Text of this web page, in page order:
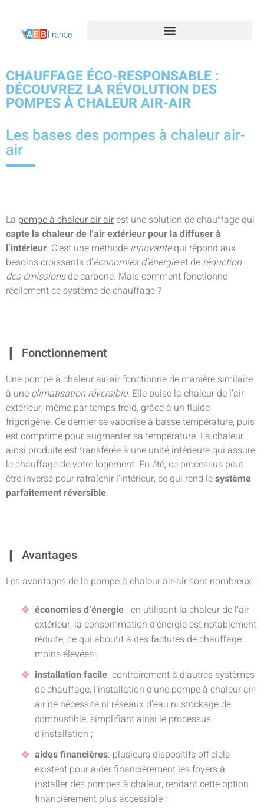
CHAUFFAGE ÉCO-RESPONSABLE :
DÉCOUVREZ LA RÉVOLUTION DES
POMPES À CHALEUR AIR-AIR
Les bases des pompes à chaleur air-
air
La pompe à chaleur air airest une solution de chauffage qui
capte la chaleur de l’air extérieur pour la diffuser à
l’intérieur. C’est une méthode innovantequi répond aux
besoins croissants d’économies d’énergieet de réduction
des émissionsde carbone. Mais comment fonctionne
réellement ce système de chauffage ?
Fonctionnement
Une pompe à chaleur air-air fonctionne de manière similaire
à une climatisation réversible. Elle puise la chaleur de l’air
extérieur, même par temps froid, grâce à un fluide
frigorigène. Ce dernier se vaporise à basse température, puis
est comprimé pour augmenter sa température. La chaleur
ainsi produite est transférée à une unité intérieure qui assure
le chauffage de votre logement. En été, ce processus peut
être inversé pour rafraîchir l’intérieur, ce qui rend lesystème
parfaitement réversible.
Avantages
Les avantages de la pompe à chaleur air-air sont nombreux :
économies d’énergie : en utilisant la chaleur de l’air
extérieur, la consommation d’énergie est notablement
réduite, ce qui aboutit à des factures de chauffage
moins élevées ;
installation facile: contrairement à d’autres systèmes
de chauffage, l’installation d’une pompe à chaleur air-
air ne nécessite ni réseaux d’eau ni stockage de
combustible, simplifiant ainsi le processus
d’installation ;
aides financières: plusieurs dispositifs officiels
existent pour aider financièrement les foyers à
installer des pompes à chaleur, rendant cette option
financièrement plus accessible ;